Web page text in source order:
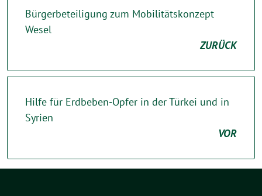
Bürgerbeteiligung zum Mobilitätskonzept
Wesel
ZURÜCK
Hilfe für Erdbeben-Opfer in der Türkei und in
Syrien
VOR